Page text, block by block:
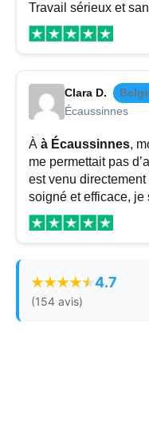
Travail sérieux et
Clara D.
Écaussinnes
À à Écaussinnes,
me permettait pas
est venu
soigné et efficace, je
4.7
(154 avis)